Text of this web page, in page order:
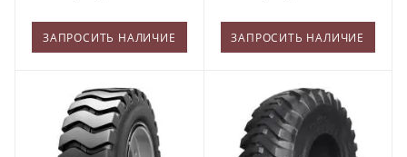
ЗАПРОСИТЬ НАЛИЧИЕ ЗАПРОСИТЬ НАЛИЧИЕ